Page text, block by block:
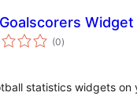
(0celkové
hodnotenie
)
statistics widgets